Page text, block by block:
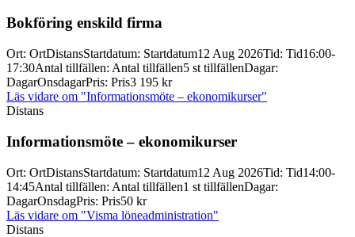
Bokföring enskild firma
Ort: OrtDistansStartdatum: Startdatum12 Aug 2026Tid: Tid16:00-
17:30Antal tillfällen: Antal tillfällen5 st tillfällenDagar:
DagarOnsdagarPris: Pris3 195 kr
Läs vidare om "Informationsmöte – ekonomikurser"
Distans
Informationsmöte – ekonomikurser
Ort: OrtDistansStartdatum: Startdatum12 Aug 2026Tid: Tid14:00-
14:45Antal tillfällen: Antal tillfällen1 st tillfällenDagar:
DagarOnsdagPris: Pris50 kr
Läs vidare om "Visma löneadministration"
Distans